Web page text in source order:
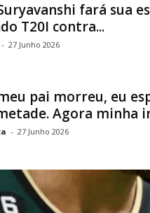
fará sua
T20I contra...
- 27 Junho 2026
pai morreu, eu
Agora minha
- 27 Junho 2026